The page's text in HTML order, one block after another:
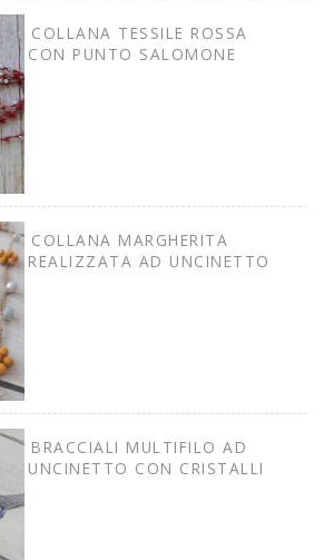
COLLANA TESSILE ROSSA
CON PUNTO SALOMONE
COLLANA MARGHERITA
REALIZZATA AD UNCINETTO
BRACCIALI MULTIFILO AD
UNCINETTO CON CRISTALLI